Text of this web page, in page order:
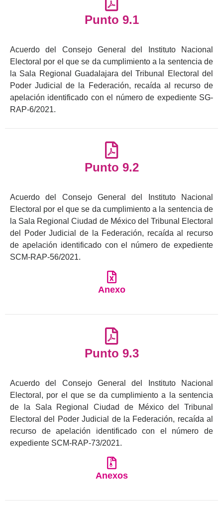
Punto 9.1
Acuerdo del Consejo General del Instituto Nacional
Electoral por el que se da cumplimiento a la sentencia de
la Sala Regional Guadalajara del Tribunal Electoral del
Poder Judicial de la Federación, recaída al recurso de
apelación identificado con el número de expediente SG-
RAP-6/2021.
Punto 9.2
Acuerdo del Consejo General del Instituto Nacional
Electoral por el que se da cumplimiento a la sentencia de
la Sala Regional Ciudad de México del Tribunal Electoral
del Poder Judicial de la Federación, recaída al recurso
de apelación identificado con el número de expediente
SCM-RAP-56/2021.
Anexo
Punto 9.3
Acuerdo del Consejo General del Instituto Nacional
Electoral, por el que se da cumplimiento a la sentencia
de la Sala Regional Ciudad de México del Tribunal
Electoral del Poder Judicial de la Federación, recaída al
recurso de apelación identificado con el número de
expediente SCM-RAP-73/2021.
Anexos